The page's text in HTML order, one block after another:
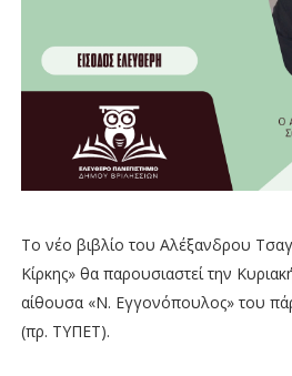
Το νέο βιβλίο του Αλέξανδρου
Κίρκης» θα παρουσιαστεί την
αίθουσα «Ν. Εγγονόπουλος» του
(πρ. ΤΥΠΕΤ).